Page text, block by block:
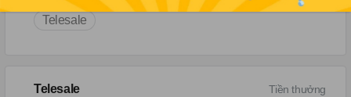
Telesale
Telesale
Tiền thưởng